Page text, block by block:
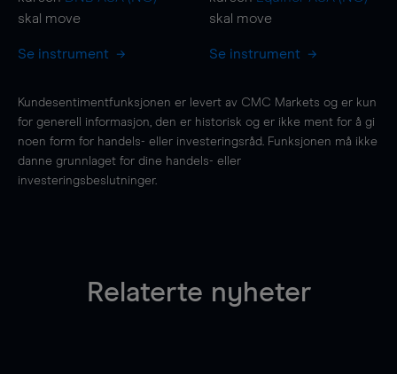
skal move
Se instrument
skal move
Se instrument
Kundesentimentfunksjonen er levert av CMC Markets og er kun
for generell informasjon, den er historisk og er ikke ment for å gi
noen form for handels- eller investeringsråd. Funksjonen må ikke
danne grunnlaget for dine handels- eller
investeringsbeslutninger.
Relaterte nyheter